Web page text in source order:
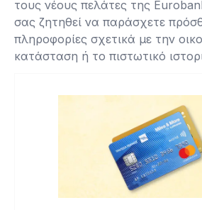
τους νέους πελάτες της
σας ζητηθεί να παράσχετε
πληροφορίες σχετικά με την
κατάσταση ή το πιστωτικό